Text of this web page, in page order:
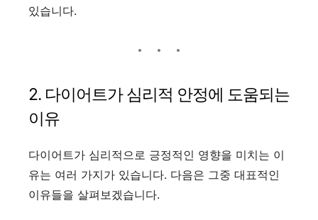
있습니다.
2. 다이어트가 심리적 안정에 도움되는
이유
다이어트가 심리적으로 긍정적인 영향을 미치는 이
유는 여러 가지가 있습니다. 다음은 그중 대표적인
이유들을 살펴보겠습니다.